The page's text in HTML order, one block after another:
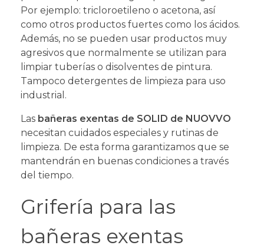
Por ejemplo: tricloroetileno o acetona, así
como otros productos fuertes como los ácidos.
Además, no se pueden usar productos muy
agresivos que normalmente se utilizan para
limpiar tuberías o disolventes de pintura.
Tampoco detergentes de limpieza para uso
industrial.
Las bañeras exentas de SOLID de NUOVVO
necesitan cuidados especiales y rutinas de
limpieza. De esta forma garantizamos que se
mantendrán en buenas condiciones a través
del tiempo.
Grifería para las
bañeras exentas